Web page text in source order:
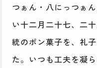
つぁん・八にっつぁ
い十二月二十七、二
統のポン菓子を、礼
た。いつも工夫を凝